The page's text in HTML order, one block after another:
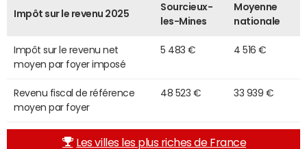
Impôt sur le revenu 2025
Sourcieux-
les-Mines
Moyenne
nationale
Impôt sur le revenu net
moyen par foyer imposé
5 483 € 4 516 €
Revenu fiscal de référence
moyen par foyer
48 523 € 33 939 €
Les villes les plus riches de France